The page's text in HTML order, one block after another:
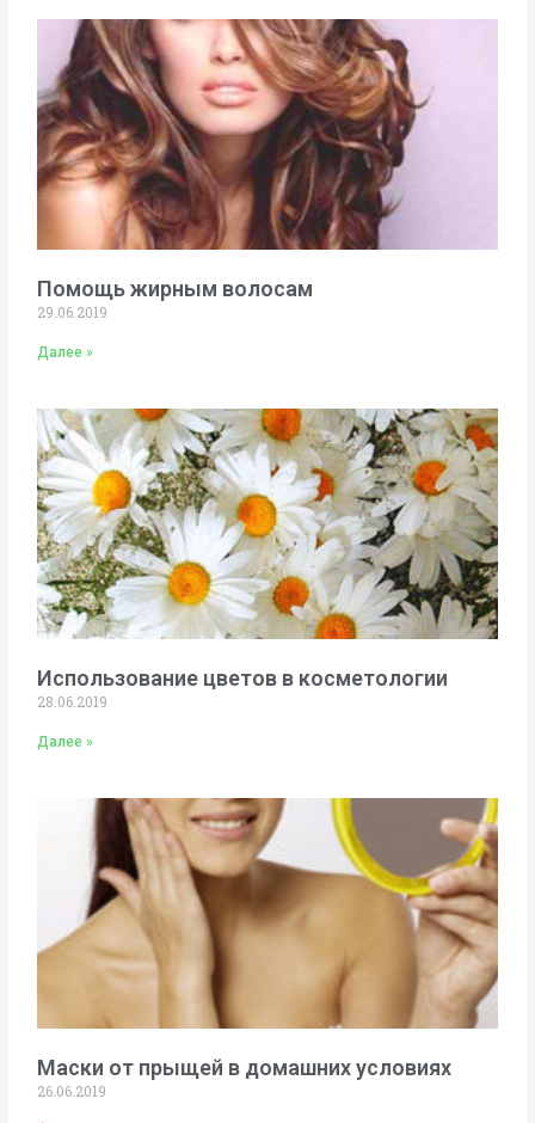
Помощь жирным волосам
29.06.2019
Далее »
Использование цветов в косметологии
28.06.2019
Далее »
Маски от прыщей в домашних условиях
26.06.2019